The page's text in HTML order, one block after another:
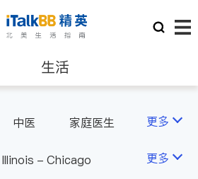
生活
房地产租售
中医
家庭医生
妇科
儿科
更多
Illinois - Chicago 更多